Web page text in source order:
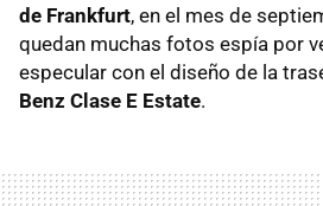
de Frankfurt, en el mes de
quedan muchas fotos espía por
especular con el diseño de la
Benz Clase E Estate.